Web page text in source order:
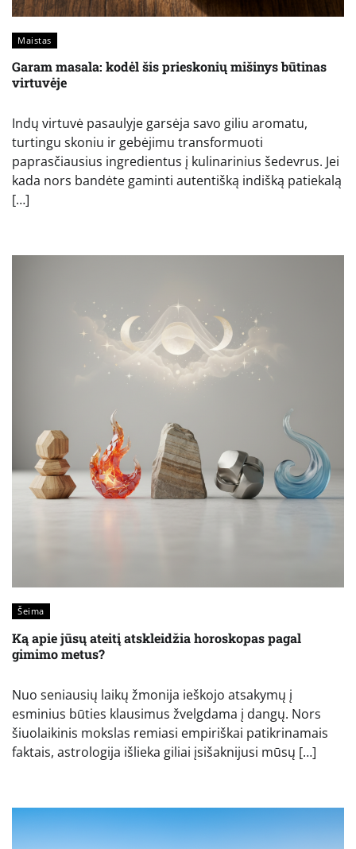
Maistas
Garam masala: kodėl šis prieskonių mišinys būtinas
virtuvėje
Indų virtuvė pasaulyje garsėja savo giliu aromatu,
turtingu skoniu ir gebėjimu transformuoti
paprasčiausius ingredientus į kulinarinius šedevrus. Jei
kada nors bandėte gaminti autentišką indišką patiekalą
[…]
Šeima
Ką apie jūsų ateitį atskleidžia horoskopas pagal
gimimo metus?
Nuo seniausių laikų žmonija ieškojo atsakymų į
esminius būties klausimus žvelgdama į dangų. Nors
šiuolaikinis mokslas remiasi empiriškai patikrinamais
faktais, astrologija išlieka giliai įsišaknijusi mūsų […]